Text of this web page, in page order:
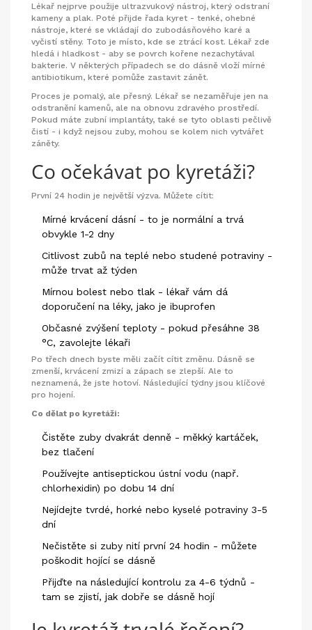
Lékař nejprve použije ultrazvukový nástroj, který odstraní
kameny a plak. Poté přijde řada kyret - tenké, ohebné
nástroje, které se vkládají do zubodásňového karé a
vyčistí stěny. Toto je místo, kde se ztrácí kost. Lékař zde
hledá i hladkost - aby se povrch kořene nezachytával
bakterie. V některých případech se do dásně vloží mírné
antibiotikum, které pomůže zastavit zánět.
Proces je pomalý, ale přesný. Lékař se nezaměřuje jen na
odstranění kamenů, ale na obnovu zdravého prostředí.
Pokud máte zubní implantáty, také se tyto oblasti pečlivě
čistí - i když nejsou zuby, mohou se kolem nich vytvářet
záněty.
Co očekávat po kyretáži?
První 24 hodin je největší výzva. Můžete cítit:
Mírné krvácení dásní - to je normální a trvá
obvykle 1-2 dny
Citlivost zubů na teplé nebo studené potraviny -
může trvat až týden
Mírnou bolest nebo tlak - lékař vám dá
doporučení na léky, jako je ibuprofen
Občasné zvýšení teploty - pokud přesáhne 38
°C, zavolejte lékaři
Po třech dnech byste měli začít cítit změnu. Dásně se
zmenší, krvácení zmizí a zápach se zlepší. Ale to
neznamená, že jste hotoví. Následující týdny jsou klíčové
pro hojení.
Co dělat po kyretáži:
Čistěte zuby dvakrát denně - měkký kartáček,
bez tlačení
Používejte antiseptickou ústní vodu (např.
chlorhexidin) po dobu 14 dní
Nejídejte tvrdé, horké nebo kyselé potraviny 3-5
dní
Nečistěte si zuby nití první 24 hodin - můžete
poškodit hojící se dásně
Přijďte na následující kontrolu za 4-6 týdnů -
tam se zjistí, jak dobře se dásně hojí